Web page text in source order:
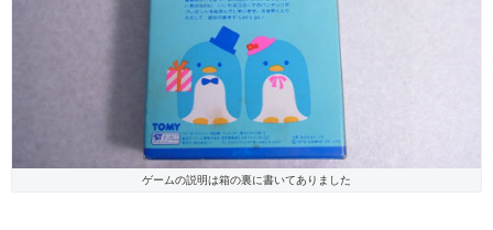
ゲームの説明は箱の裏に書いてありました